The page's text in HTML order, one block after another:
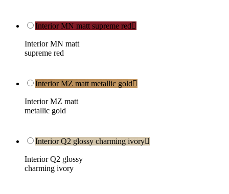
Interior MN matt supreme red
Interior MN matt
supreme red
Interior MZ matt metallic gold
Interior MZ matt
metallic gold
Interior Q2 glossy charming ivory
Interior Q2 glossy
charming ivory